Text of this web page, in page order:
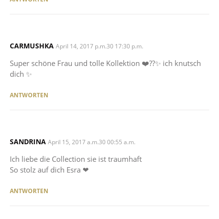
CARMUSHKA SAYS:
April 14, 2017 p.m.30 17:30 p.m.
Super schöne Frau und tolle Kollektion ❤️️??✨ ich knutsch
dich ✨
ANTWORTEN
SANDRINA SAYS:
April 15, 2017 a.m.30 00:55 a.m.
Ich liebe die Collection sie ist traumhaft
So stolz auf dich Esra ❤
ANTWORTEN